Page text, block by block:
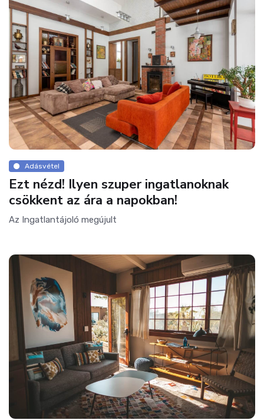
Adásvétel
Ezt nézd! Ilyen szuper ingatlanoknak
csökkent az ára a napokban!
Az Ingatlantájoló megújult